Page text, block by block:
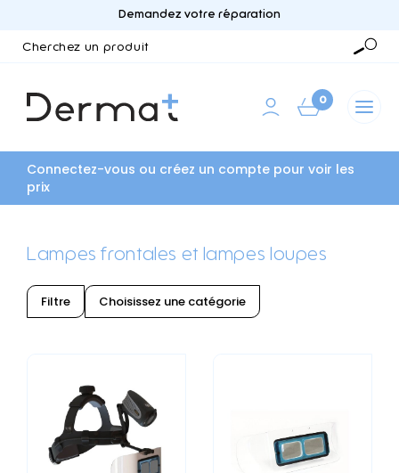
Demandez votre réparation
0
Connectez-vous ou créez un compte pour voir les
prix
Lampes frontales et lampes loupes
Filtre Choisissez une catégorie